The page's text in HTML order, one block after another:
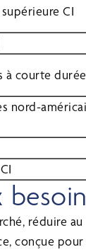
CI
courte
nord-
réduire
conçue